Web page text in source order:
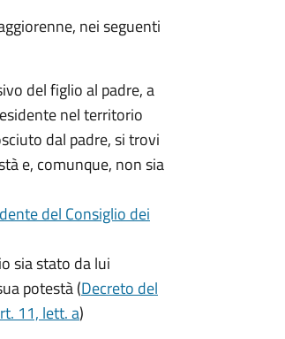
nei seguenti
del figlio al padre, a
nel territorio
dal padre, si trovi
e, comunque, non sia
del Consiglio dei
sia stato da lui
potestà (Decreto del
11, lett. a)